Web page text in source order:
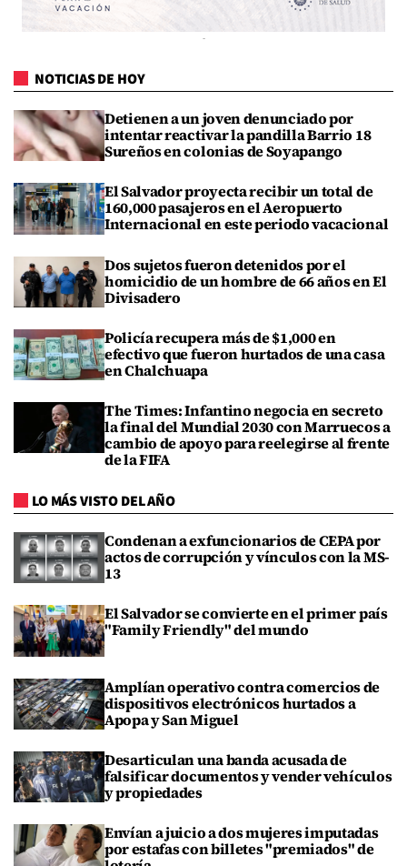
NOTICIAS DE HOY
Detienen a un joven denunciado por
intentar reactivar la pandilla Barrio 18
Sureños en colonias de Soyapango
El Salvador proyecta recibir un total de
160,000 pasajeros en el Aeropuerto
Internacional en este periodo vacacional
Dos sujetos fueron detenidos por el
homicidio de un hombre de 66 años en El
Divisadero
Policía recupera más de $1,000 en
efectivo que fueron hurtados de una casa
en Chalchuapa
The Times: Infantino negocia en secreto
la final del Mundial 2030 con Marruecos a
cambio de apoyo para reelegirse al frente
de la FIFA
LO MÁS VISTO DEL AÑO
Condenan a exfuncionarios de CEPA por
actos de corrupción y vínculos con la MS-
13
El Salvador se convierte en el primer país
"Family Friendly" del mundo
Amplían operativo contra comercios de
dispositivos electrónicos hurtados a
Apopa y San Miguel
Desarticulan una banda acusada de
falsificar documentos y vender vehículos
y propiedades
Envían a juicio a dos mujeres imputadas
por estafas con billetes "premiados" de